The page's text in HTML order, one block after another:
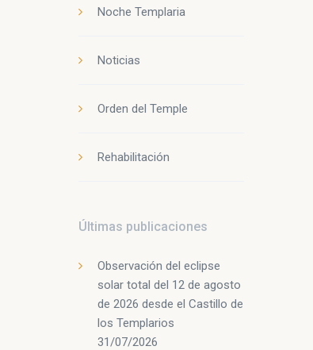
Noche Templaria
Noticias
Orden del Temple
Rehabilitación
Últimas publicaciones
Observación del eclipse
solar total del 12 de agosto
de 2026 desde el Castillo de
los Templarios
31/07/2026